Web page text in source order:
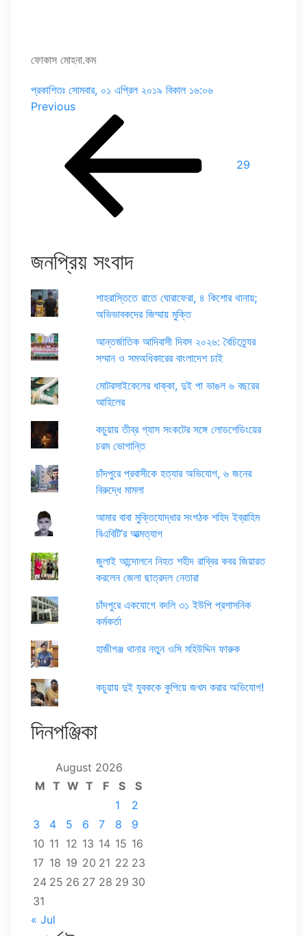
ফোকাস মোহনা.কম
প্রকাশিতঃ সোমবার, ০১ এপ্রিল ২০১৯ বিকাল ১৬:০৬
Post
navigation
Previous
Previous
29
জনপ্রিয় সংবাদ
শাহরাস্তিতে রাতে ঘোরাফেরা, ৪ কিশোর থানায়;
অভিভাবকদের জিম্মায় মুক্তি
আন্তর্জাতিক আদিবাসী দিবস ২০২৬: বৈচিত্র্যের
সম্মান ও সমঅধিকারের বাংলাদেশ চাই
মোটরসাইকেলের ধাক্কা, দুই পা ভাঙল ৬ বছরের
আহিলের
কচুয়ায় তীব্র গ্যাস সংকটের সঙ্গে লোডশেডিংয়ের
চরম ভোগান্তি
চাঁদপুরে প্রবাসীকে হত্যার অভিযোগ, ৬ জনের
বিরুদ্ধে মামলা
আমার বাবা মুক্তিযোদ্ধার সংগঠক শহিদ ইব্রাহিম
বিএবিটি’র আত্মত্যাগ
জুলাই আন্দোলনে নিহত শহীদ রাব্বির কবর জিয়ারত
করলেন জেলা ছাত্রদল নেতারা
চাঁদপুরে একযোগে বদলি ৩১ ইউপি প্রশাসনিক
কর্মকর্তা
হাজীগঞ্জ থানার নতুন ওসি মহিউদ্দিন ফারুক
কচুয়ায় দুই যুবককে কুপিয়ে জখম করার অভিযোগ!
দিনপঞ্জিকা
August 2026
M T W T F S
S
1
2
3
4 5 6 7 8
9
10 11 12 13 14 15 16
17 18 19 20 21 22 23
24 25 26 27 28 29 30
31
« Jul